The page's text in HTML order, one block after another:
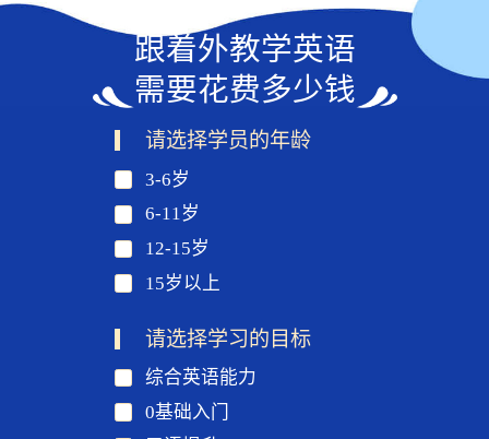
跟着外教学英语
需要花费多少钱
请选择学员的年龄
3-6岁
6-11岁
12-15岁
15岁以上
请选择学习的目标
综合英语能力
0基础入门